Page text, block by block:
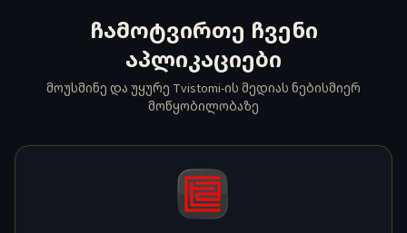
ჩამოტვირთე ჩვენი
აპლიკაციები
მოუსმინე და უყურე Tvistomi-ის მედიას ნებისმიერ
მოწყობილობაზე